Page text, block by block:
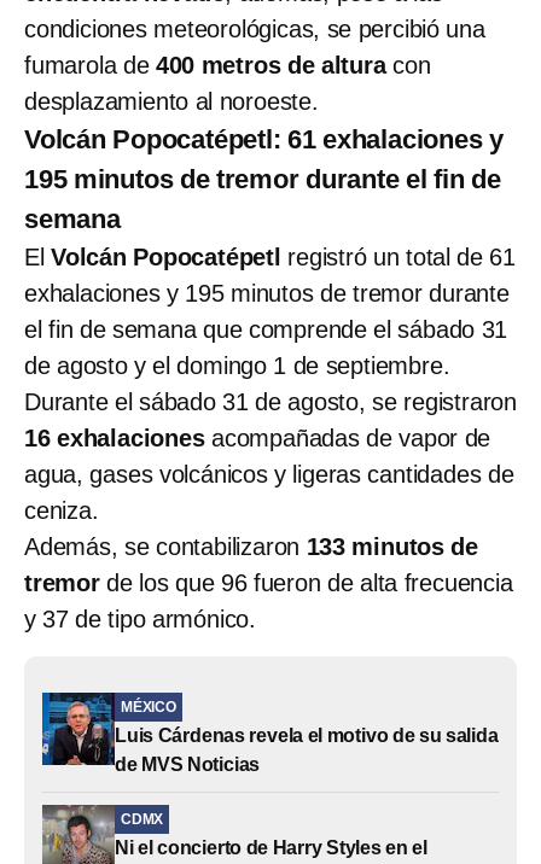
condiciones meteorológicas, se percibió una
fumarola de 400 metros de alturacon
desplazamiento al noroeste.
Volcán Popocatépetl: 61 exhalaciones y
195 minutos de tremor durante el fin de
semana
El Volcán Popocatépetl registró un total de 61
exhalaciones y 195 minutos de tremor durante
el fin de semana que comprende el sábado 31
de agosto y el domingo 1 de septiembre.
Durante el sábado 31 de agosto, se registraron
16 exhalacionesacompañadas de vapor de
agua, gases volcánicos y ligeras cantidades de
ceniza.
Además, se contabilizaron 133 minutos de
tremorde los que 96 fueron de alta frecuencia
y 37 de tipo armónico.
MÉXICO
Luis Cárdenas revela el motivo de su salida
de MVS Noticias
CDMX
Ni el concierto de Harry Styles en el